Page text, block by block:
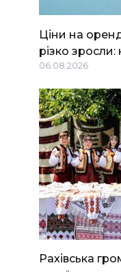
Ціни на
різко зросли:
06.08.2026
Рахівська